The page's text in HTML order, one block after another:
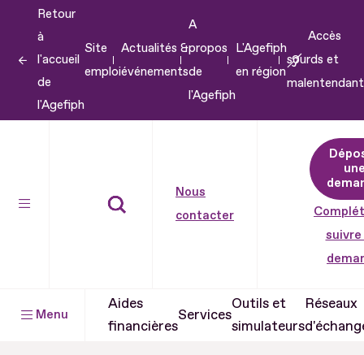
contenu
Retour
à
l'accueil
de
l'Agefiph
Site
emploi
Actualités &
événements
A
propos
de
l'Agefiph
L'Agefiph
en région
Accès
sourds et
Nous
contacter
suivre
Menu
Aides
financières
Services
Outils et
simulateurs
Réseaux